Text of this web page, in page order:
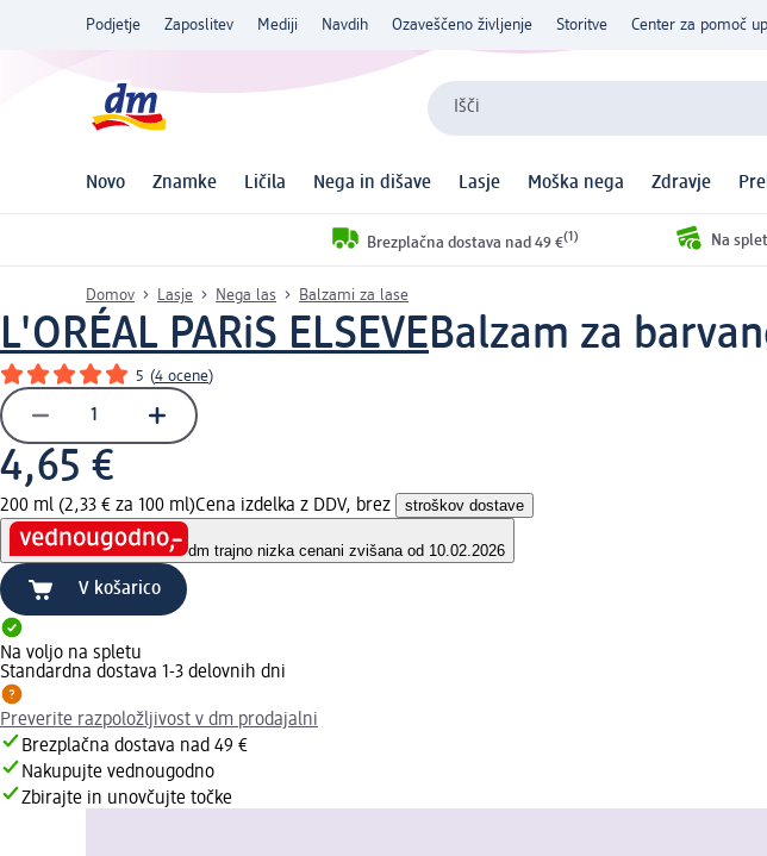
Podjetje Zaposlitev Mediji Navdih Ozaveščeno življenje Storitve Center za pomoč
Išči
Novo Znamke Ličila Nega in dišave Lasje Moška nega Zdravje
Brezplačna dostava nad 49 €(1) Na
Domov Lasje Nega las Balzami za lase
L'ORÉAL PARiS ELSEVEBalzam za
5 (4 ocene)
4,65 €
200 ml (2,33 € za 100 ml)Cena izdelka z DDV, brez stroškov dostave
dm trajno nizka cenani zvišana od 10.02.2026
V košarico
Na voljo na spletu
Standardna dostava 1-3 delovnih dni
Preverite razpoložljivost v dm prodajalni
Brezplačna dostava nad 49 €
Nakupujte vednougodno
Zbirajte in unovčujte točke